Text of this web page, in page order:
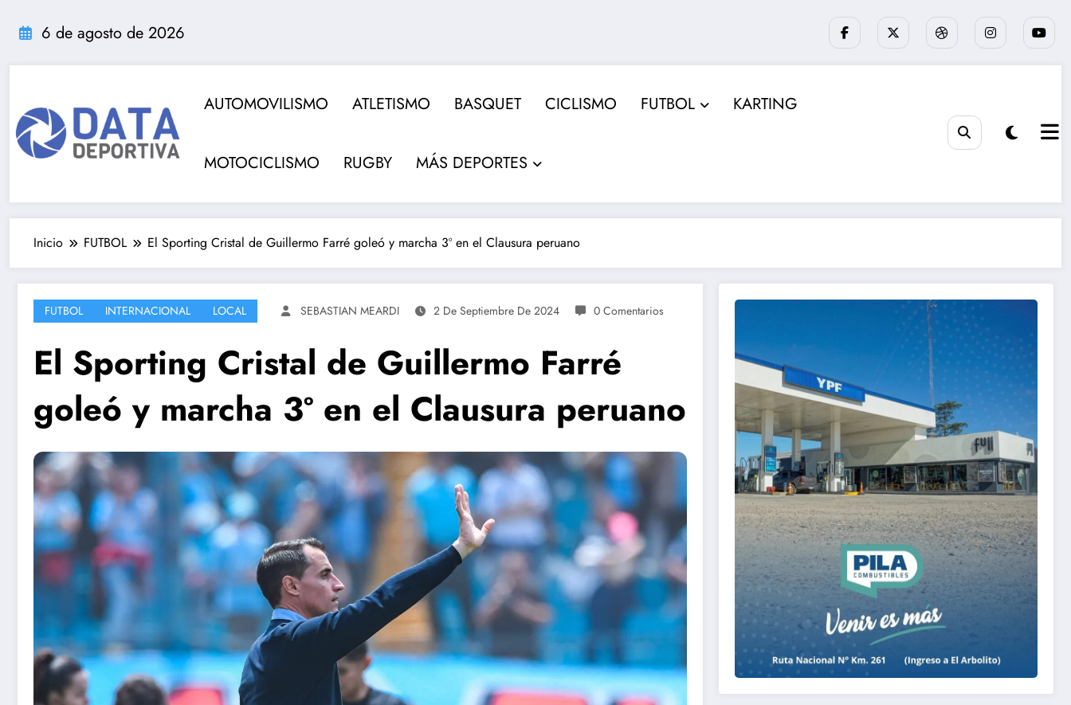
6 de agosto de 2026
AUTOMOVILISMO ATLETISMO BASQUET CICLISMO FUTBOL KARTING
MOTOCICLISMO RUGBY MÁS DEPORTES
Inicio FUTBOL El Sporting Cristal de Guillermo Farré goleó y marcha 3º en el Clausura peruano
FUTBOL INTERNACIONAL LOCAL SEBASTIAN MEARDI 2 De Septiembre De 2024 0 Comentarios
El Sporting Cristal de Guillermo Farré
goleó y marcha 3º en el Clausura peruano